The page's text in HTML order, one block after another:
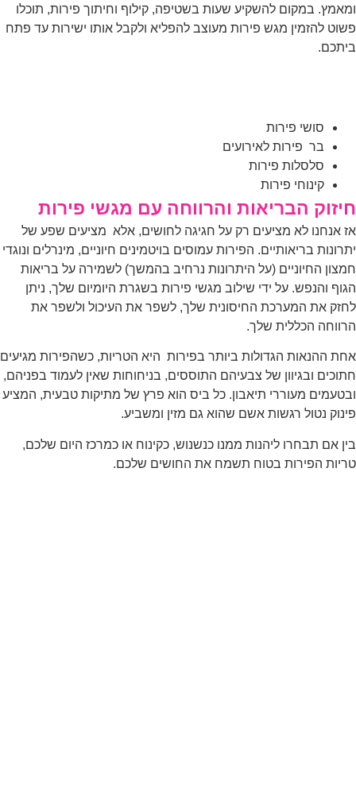
במקום להשקיע שעות בשטיפה, קילוף וחיתוך פירות, תוכלו
להזמין מגש פירות מעוצב להפליא ולקבל אותו ישירות עד פתח
סושי פירות
בר פירות לאירועים
סלסלות פירות
קינוחי פירות
הבריאות והרווחה עם מגשי פירות
אנחנו לא מציעים רק על חגיגה לחושים, אלא מציעים שפע של
בריאותיים. הפירות עמוסים בויטמינים חיוניים, מינרלים ונוגדי
החיוניים (על היתרונות נרחיב בהמשך) לשמירה על בריאות
והנפש. על ידי שילוב מגשי פירות בשגרת היומיום שלך, ניתן
את המערכת החיסונית שלך, לשפר את העיכול ולשפר את
הכללית שלך.
ההנאות הגדולות ביותר בפירות היא הטריות, כשהפירות מגיעים
ובגיוון של צבעיהם התוססים, בניחוחות שאין לעמוד בפניהם,
מעוררי תיאבון. כל ביס הוא פרץ של מתיקות טבעית, המציע
נטול רגשות אשם שהוא גם מזין ומשביע.
אם תבחרו ליהנות ממנו כנשנוש, כקינוח או כמרכז היום שלכם,
הפירות בטוח תשמח את החושים שלכם.